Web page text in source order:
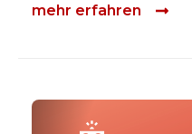
mehr erfahren